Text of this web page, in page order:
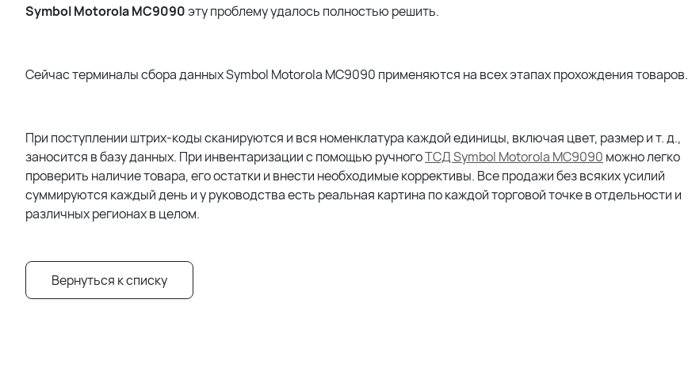
Symbol Motorola MC9090эту проблему удалось полностью решить.
Сейчастерминалы сбора данных Symbol Motorola MC9090 применяются на всех этапах прохождения товаров.
При поступлении штрих-коды сканируются и вся номенклатура каждой единицы, включая цвет, размер и т. д.,
заносится в базу данных. При инвентаризации с помощью ручногоТСД Symbol Motorola MC9090 можно легко
проверить наличие товара, его остатки и внести необходимые коррективы. Все продажи без всяких усилий
суммируются каждый день и у руководства есть реальная картина по каждой торговой точке в отдельности и
различных регионах в целом.
Вернуться к списку